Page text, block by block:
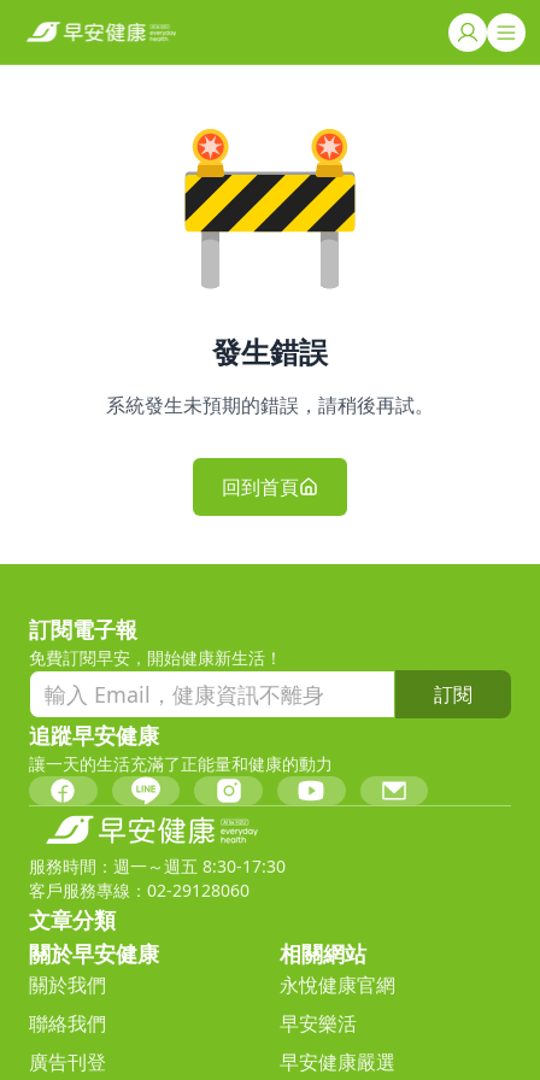
發生錯誤
系統發生未預期的錯誤，請稍後再試。
回到首頁
訂閱電子報
免費訂閱早安，開始健康新生活！
訂閱
追蹤早安健康
讓一天的生活充滿了正能量和健康的動力
服務時間：週一～週五 8:30-17:30
客戶服務專線：02-29128060
文章分類
關於早安健康
關於我們
聯絡我們
廣告刊登
相關網站
永悅健康官網
早安樂活
早安健康嚴選